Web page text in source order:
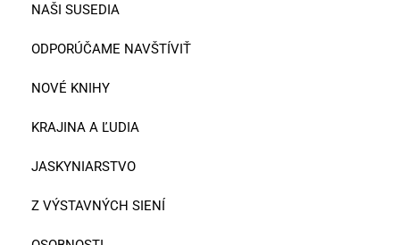
NAŠI SUSEDIA
ODPORÚČAME NAVŠTÍVIŤ
NOVÉ KNIHY
KRAJINA A ĽUDIA
JASKYNIARSTVO
Z VÝSTAVNÝCH SIENÍ